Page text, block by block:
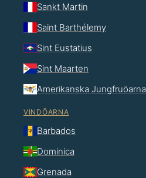
Sankt Martin
Saint Barthélemy
Sint Eustatius
Sint Maarten
Amerikanska Jungfruöarna
VINDÖARNA
Barbados
Dominica
Grenada